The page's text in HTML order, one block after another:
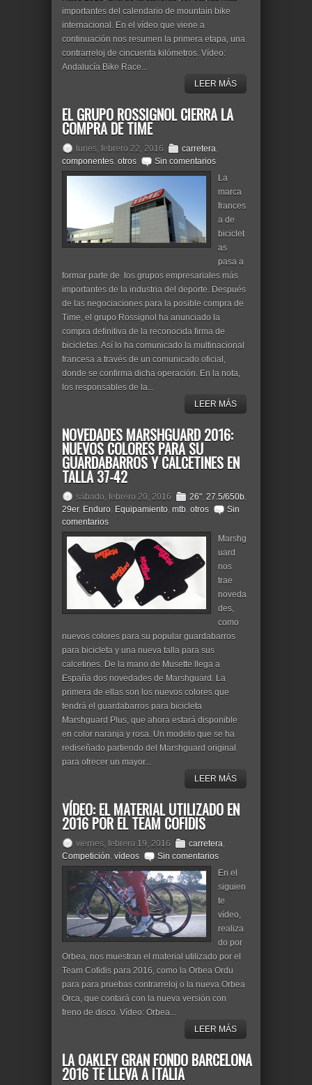
importantes del calendario de mountain bike
internacional. En el vídeo que viene a
continuación nos resumen la primera etapa, una
contrarreloj de cincuenta kilómetros. Vídeo:
Andalucía Bike Race...
LEER MÁS
EL GRUPO ROSSIGNOL CIERRA LA
COMPRA DE TIME
lunes, febrero 22, 2016 carretera,
componentes, otros
Sin comentarios
La
marca
frances
a de
biciclet
as
pasa a
formar parte de los grupos empresariales más
importantes de la industria del deporte. Después
de las negociaciones para la posible compra de
Time, el grupo Rossignol ha anunciado la
compra definitiva de la reconocida firma de
bicicletas. Así lo ha comunicado la multinacional
francesa a través de un comunicado oficial,
donde se confirma dicha operación. En la nota,
los responsables de la...
LEER MÁS
NOVEDADES MARSHGUARD 2016:
NUEVOS COLORES PARA SU
GUARDABARROS Y CALCETINES EN
TALLA 37-42
sábado, febrero 20, 2016 26", 27.5/650b,
29er, Enduro, Equipamiento, mtb, otros
Sin
comentarios
Marshg
uard
nos
trae
noveda
des,
como
nuevos colores para su popular guardabarros
para bicicleta y una nueva talla para sus
calcetines. De la mano de Musette llega a
España dos novedades de Marshguard. La
primera de ellas son los nuevos colores que
tendrá el guardabarros para bicicleta
Marshguard Plus, que ahora estará disponible
en color naranja y rosa. Un modelo que se ha
rediseñado partiendo del Marshguard original
para ofrecer un mayor...
LEER MÁS
VÍDEO: EL MATERIAL UTILIZADO EN
2016 POR EL TEAM COFIDIS
viernes, febrero 19, 2016 carretera,
Competición, vídeos
Sin comentarios
En el
siguien
te
vídeo,
realiza
do por
Orbea, nos muestran el material utilizado por el
Team Cofidis para 2016, como la Orbea Ordu
para para pruebas contrarreloj o la nueva Orbea
Orca, que contará con la nueva versión con
freno de disco. Vídeo: Orbea...
LEER MÁS
LA OAKLEY GRAN FONDO BARCELONA
2016 TE LLEVA A ITALIA